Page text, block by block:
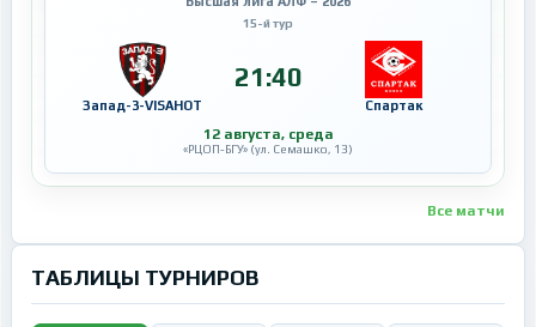
15-й тур
Запад-3-VISAHOT
21:40
Спартак
12 августа, среда
«РЦОП-БГУ» (ул. Семашко, 13)
Все матчи
ТАБЛИЦЫ ТУРНИРОВ